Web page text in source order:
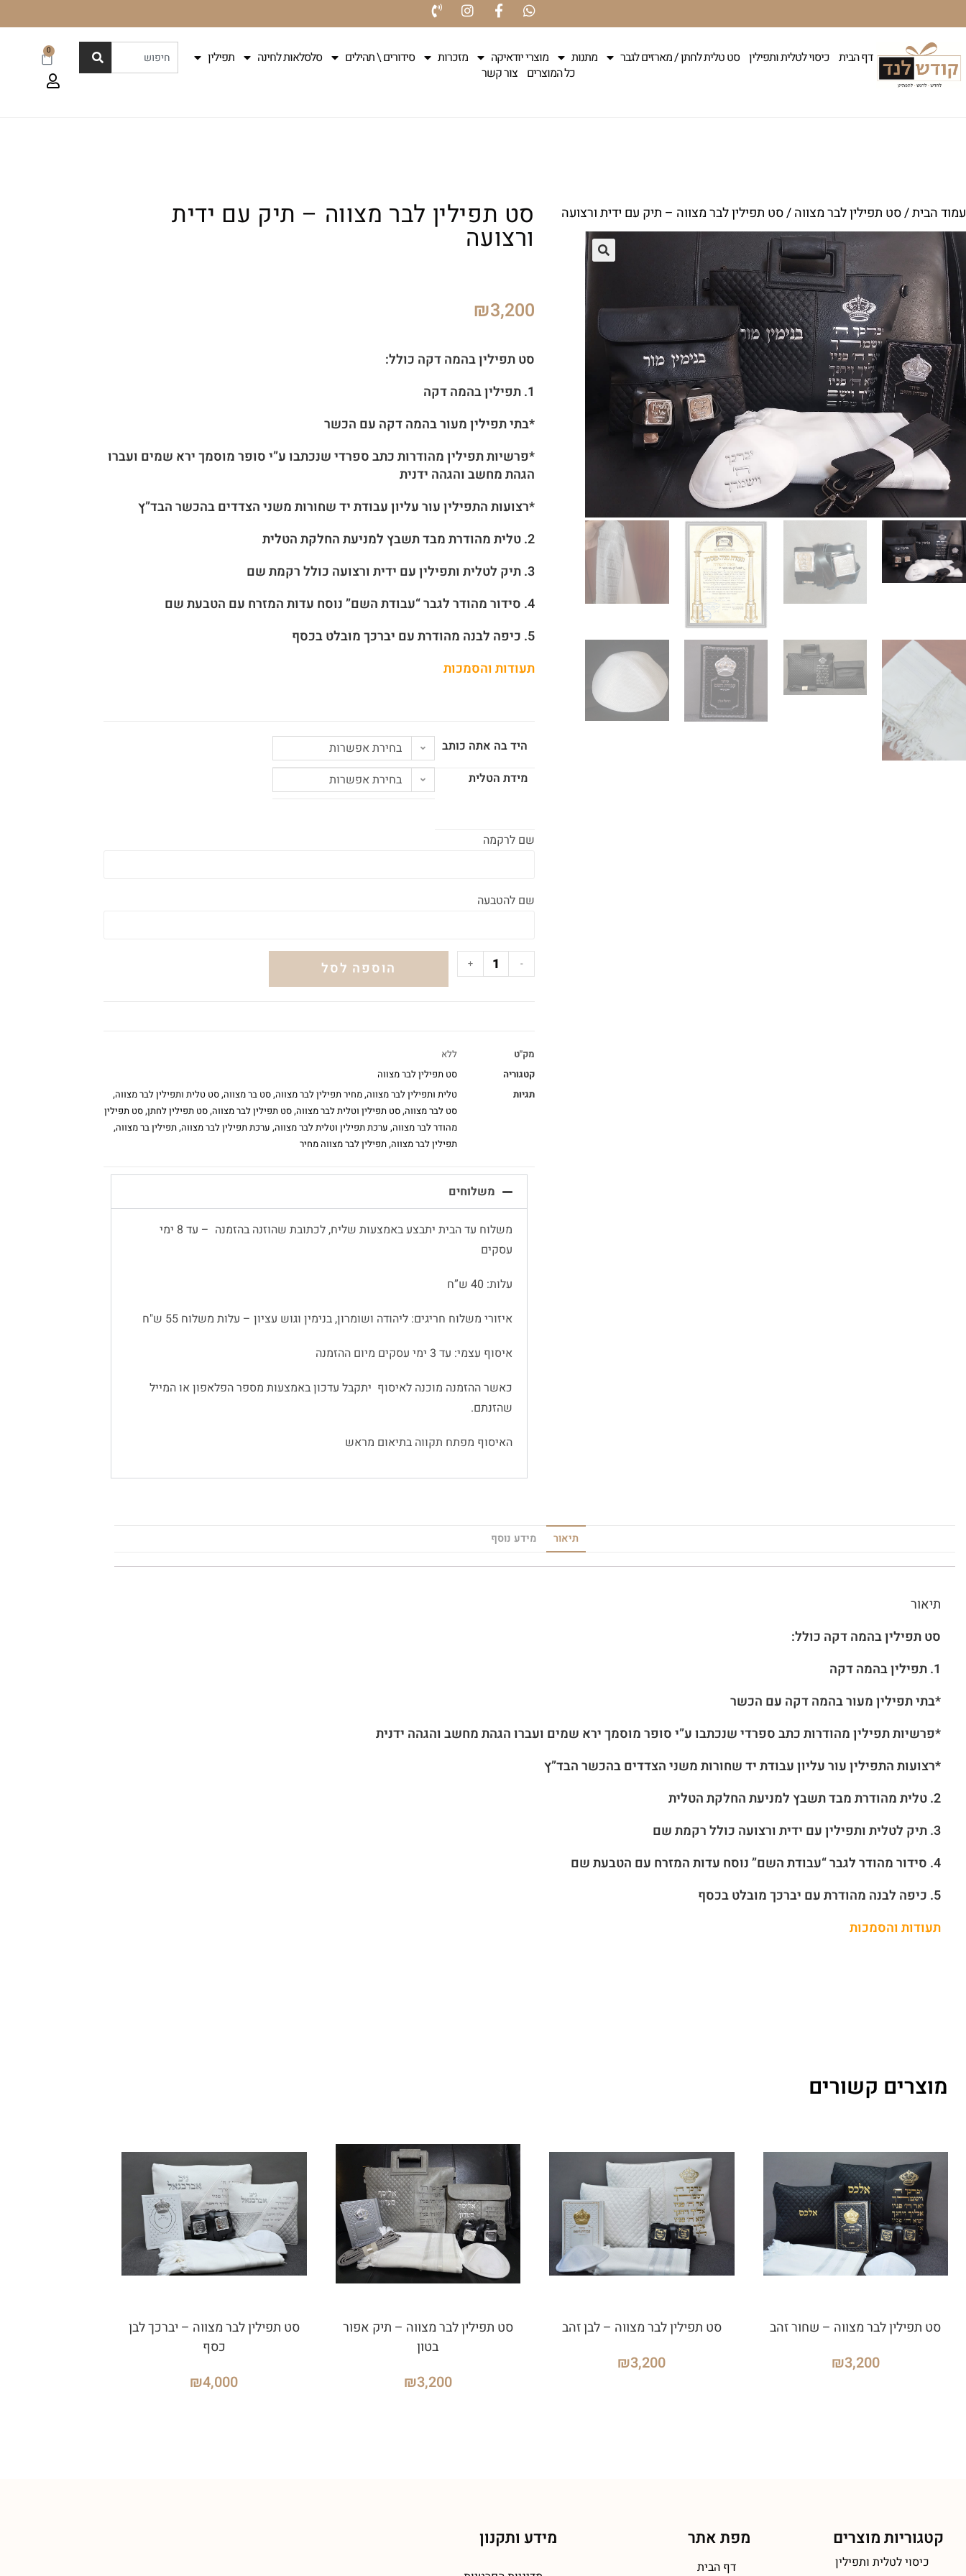
דף הבית כיסוי לטלית ותפילין סט טלית לחתן / מארזים לגבר מתנות מוצרי יודאיקה מזכרות סידורים \ תהילים סלסלאות לחינה
תפילין
כל המוצרים צור קשר
0
עמוד הבית/סט תפילין לבר מצווה/ סט תפילין לבר מצווה – תיק עם ידית ורצועה סט תפילין לבר מצווה – תיק עם ידית
ורצועה
₪3,200
סט תפילין בהמה דקה כולל:
1. תפילין בהמה דקה
*בתי תפילין מעור בהמה דקה עם הכשר
*פרשיות תפילין מהודרות כתב ספרדי שנכתבו ע”י סופר מוסמך ירא שמים ועברו
הגהת מחשב והגהה ידנית
*רצועות התפילין עור עליון עבודת יד שחורות משני הצדדים בהכשר הבד”ץ
2. טלית מהודרת מבד תשבץ למניעת החלקת הטלית
3. תיק לטלית ותפילין עם ידית ורצועה כולל רקמת שם
4. סידור מהודר לגבר “עבודת השם” נוסח עדות המזרח עם הטבעת שם
5. כיפה לבנה מהודרת
עם יברכך מובלט בכסף
תעודות והסמכות
היד בה אתה כותב
בחירת אפשרות
מידת הטלית
בחירת אפשרות
שם לרקמה
שם להטבעה
-
+ הוספה לסל
מק"ט
ללא
קטגוריה
סט תפילין לבר מצווה
תגיות
טלית ותפילין לבר מצווה,מחיר תפילין לבר מצווה,סט בר מצווה,סט טלית ותפילין לבר מצווה,
סט לבר מצווה,סט תפילין וטלית לבר מצווה,סט תפילין לבר מצווה,סט תפילין לחתן,סט תפילין
מהודר לבר מצווה, ערכת תפילין וטלית לבר מצווה, ערכת תפילין לבר מצווה,תפילין בר מצווה,
תפילין לבר מצווה,תפילין לבר מצווה מחיר
משלוחים
משלוח עד הבית יתבצע באמצעות שליח, לכתובת שהוזנה בהזמנה – עד 8 ימי
עסקים
עלות: 40 ש”ח
איזורי משלוח חריגים: ליהודה ושומרון, בנימין וגוש עציון – עלות משלוח 55 ש"ח
איסוף עצמי: עד 3 ימי עסקים מיום ההזמנה
כאשר ההזמנה מוכנה לאיסוף יתקבל עדכון באמצעות מספר הפלאפון או המייל
שהזנתם.
האיסוף מפתח תקווה בתיאום מראש
תיאור מידע נוסף
תיאור
סט תפילין בהמה דקה כולל:
1. תפילין בהמה דקה
*בתי תפילין מעור בהמה דקה עם הכשר
*פרשיות תפילין מהודרות כתב ספרדי שנכתבו ע”י סופר מוסמך ירא שמים ועברו הגהת מחשב והגהה ידנית
*רצועות התפילין עור עליון עבודת יד שחורות משני הצדדים בהכשר הבד”ץ
2. טלית מהודרת מבד תשבץ למניעת החלקת הטלית
3. תיק לטלית ותפילין עם ידית ורצועה כולל רקמת שם
4. סידור מהודר לגבר “עבודת השם” נוסח עדות המזרח עם הטבעת שם
5. כיפה לבנה מהודרת עם יברכך מובלט בכסף
תעודות והסמכות
מוצרים קשורים
סט תפילין לבר מצווה – שחור זהב
₪3,200
סט תפילין לבר מצווה – לבן זהב
₪3,200
סט תפילין לבר מצווה – תיק אפור
בטון
₪3,200
סט תפילין לבר מצווה – יברכך לבן
כסף
₪4,000
קטגוריות מוצרים
כיסוי לטלית ותפילין
מפת אתר
דף הבית
מידע ותקנון